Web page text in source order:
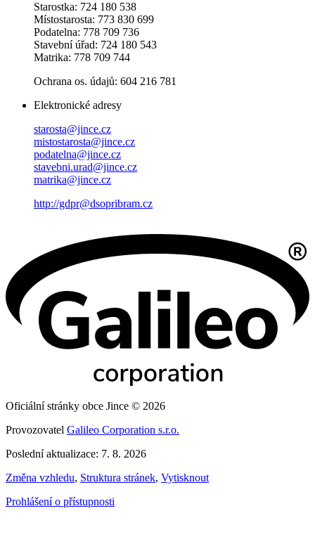
Starostka: 724 180 538
Místostarosta: 773 830 699
Podatelna: 778 709 736
Stavební úřad: 724 180 543
Matrika: 778 709 744
Ochrana os. údajů: 604 216 781
Elektronické adresy
starosta@jince.cz
mistostarosta@jince.cz
podatelna@jince.cz
stavebni.urad@jince.cz
matrika@jince.cz
http://gdpr@dsopribram.cz
Oficiální stránky obce Jince © 2026
Provozovatel Galileo Corporation s.r.o.
Poslední aktualizace: 7. 8. 2026
Změna vzhledu, Struktura stránek, Vytisknout
Prohlášení o přístupnosti